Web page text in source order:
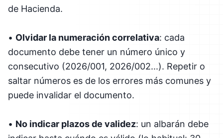
de Hacienda.
• Olvidar la numeración correlativa: cada
documento debe tener un número único y
consecutivo (2026/001, 2026/002...). Repetir o
saltar números es de los errores más comunes y
puede invalidar el documento.
• No indicar plazos de validez: un albarán debe